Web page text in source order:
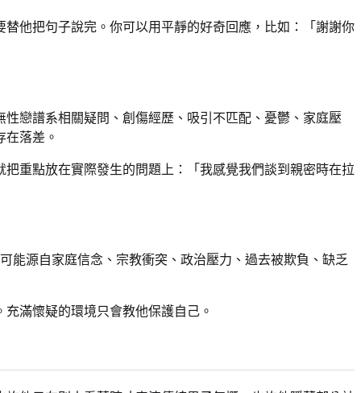
他把句子說完。你可以用平靜的好奇回應，比如：「謝謝你
戀譜系相關疑問、創傷經歷、吸引不匹配、憂鬱、家庭壓
落差。
重點放在實際發生的問題上：「我感覺我們談到親密時在拉
能源自家庭信念、宗教衝突、政治壓力、過去被欺負、缺乏
滿懷疑的環境只會教他保護自己。